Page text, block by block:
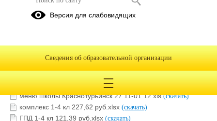
Меню с 1-4 и 5-11 классы с 27
ноября по 01 декабря
меню школы Краснотурьинск 27.11-01.12.xls(скачать)
комплекс 1-4 кл 227,62 руб.xlsx (скачать)
ГПД 1-4 кл 121,39 руб.xlsx (скачать)
Версия для слабовидящих
Сведения об образовательной организации